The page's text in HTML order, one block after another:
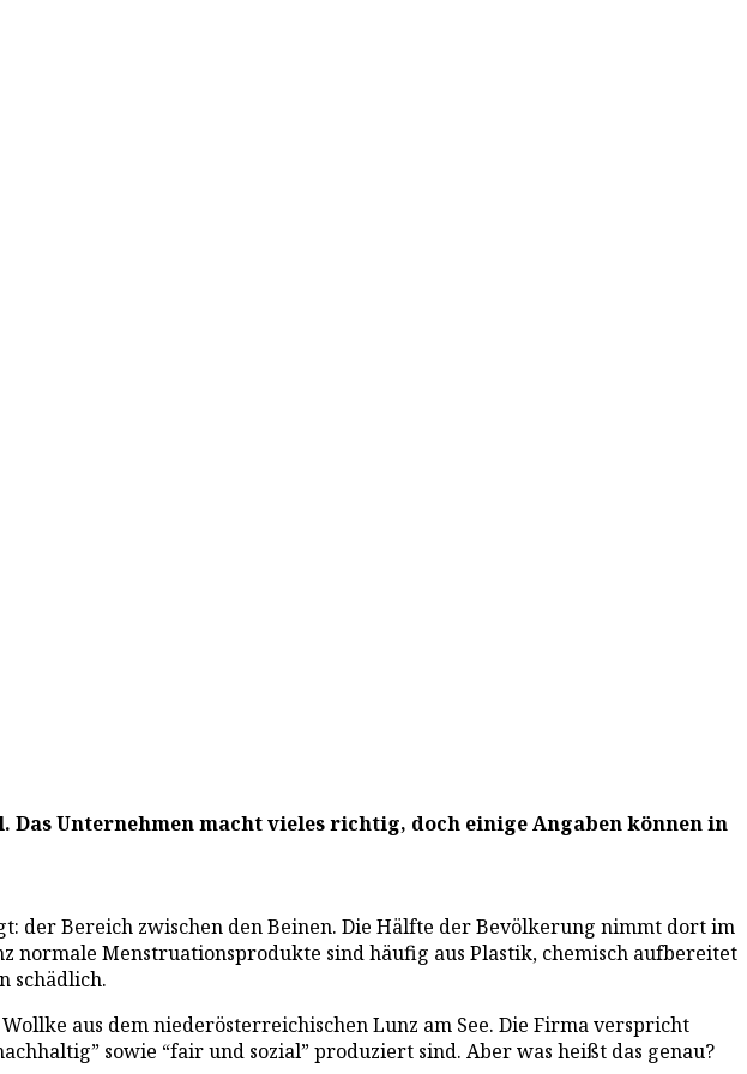
Unternehmen macht vieles richtig, doch einige Angaben können in
der Bereich zwischen den Beinen. Die Hälfte der Bevölkerung nimmt dort im
normale Menstruationsprodukte sind häufig aus Plastik, chemisch aufbereitet
schädlich.
aus dem niederösterreichischen Lunz am See. Die Firma verspricht
sowie “fair und sozial” produziert sind. Aber was heißt das genau?